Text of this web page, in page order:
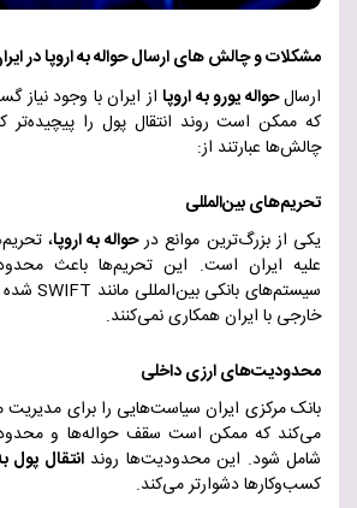
مشکلات و چالش های ارسال حواله به اروپا در
ارسالحواله یورو به اروپا از ایران با وجود نیاز
که ممکن است روند انتقال پول را پیچیده‌تر
چالش‌ها عبارتند از:
تحریم‌های بین‌المللی
یکی از بزرگ‌ترین موانع درحواله به اروپا،
علیه ایران است. این تحریم‌ها باعث
سیستم‌های بانکی بین‌المللی مانند SWIFT شده
خارجی با ایران همکاری نمی‌کنند.
محدودیت‌های ارزی داخلی
بانک مرکزی ایران سیاست‌هایی را برای مدیریت
می‌کند که ممکن است سقف حواله‌ها و
شامل شود. این محدودیت‌ها روندانتقال پول
کسب‌وکارها دشوارتر می‌کند.